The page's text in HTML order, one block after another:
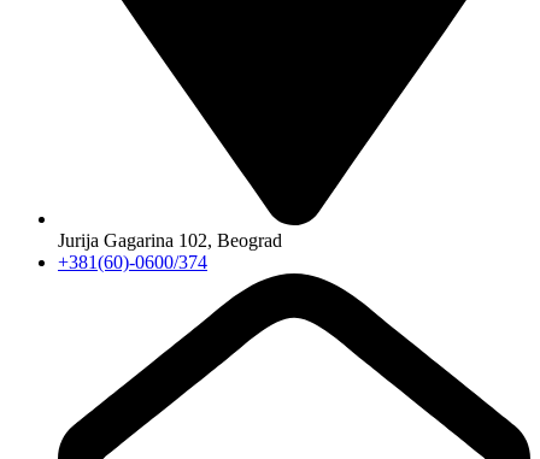
Jurija Gagarina 102, Beograd
+381(60)-0600/374